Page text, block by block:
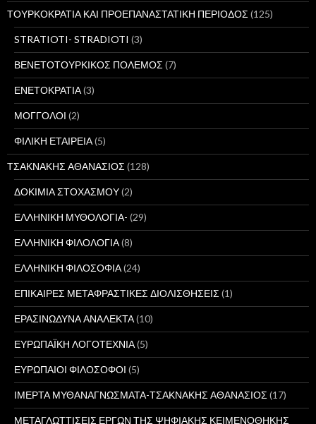
ΤΟΥΡΚΟΚΡΑΤΙΑ ΚΑΙ ΠΡΟΕΠΑΝΑΣΤΑΤΙΚΗ ΠΕΡΙΟΔΟΣ (125)
STRATIOTI- STRADIOTI (3)
ΒΕΝΕΤΟΤΟΥΡΚΙΚΟΣ ΠΟΛΕΜΟΣ (7)
ΕΝΕΤΟΚΡΑΤΙΑ(3)
ΜΟΓΓΟΛΟΙ (2)
ΦΙΛΙΚΗ ΕΤΑΙΡΕΙΑ(5)
ΤΣΑΚΝΑΚΗΣ ΑΘΑΝΑΣΙΟΣ (128)
ΔΟΚΙΜΙΑ ΣΤΟΧΑΣΜΟΥ(2)
ΕΛΛΗΝΙΚΗ ΜΥΘΟΛΟΓΙΑ- (29)
ΕΛΛΗΝΙΚΗ ΦΙΛΟΛΟΓΙΑ(8)
ΕΛΛΗΝΙΚΗ ΦΙΛΟΣΟΦΙΑ(24)
ΕΠΙΚΑΙΡΕΣ ΜΕΤΑΦΡΑΣΤΙΚΕΣ ΔΙΟΛΙΣΘΗΣΕΙΣ (1)
ΕΡΑΣΙΝΩΔΥΝΑ ΑΝΑΛΕΚΤΑ(10)
ΕΥΡΩΠΑΪΚΗ ΛΟΓΟΤΕΧΝΙΑ(5)
ΕΥΡΩΠΑΙΟΙ ΦΙΛΟΣΟΦΟΙ (5)
ΙΜΕΡΤΑ ΜΥΘΑΝΑΓΝΩΣΜΑΤΑ-ΤΣΑΚΝΑΚΗΣ ΑΘΑΝΑΣΙΟΣ (17)
ΜΕΤΑΓΛΩΤΤΙΣΕΙΣ ΕΡΓΩΝ ΤΗΣ ΨΗΦΙΑΚΗΣ ΚΕΙΜΕΝΟΘΗΚΗΣ